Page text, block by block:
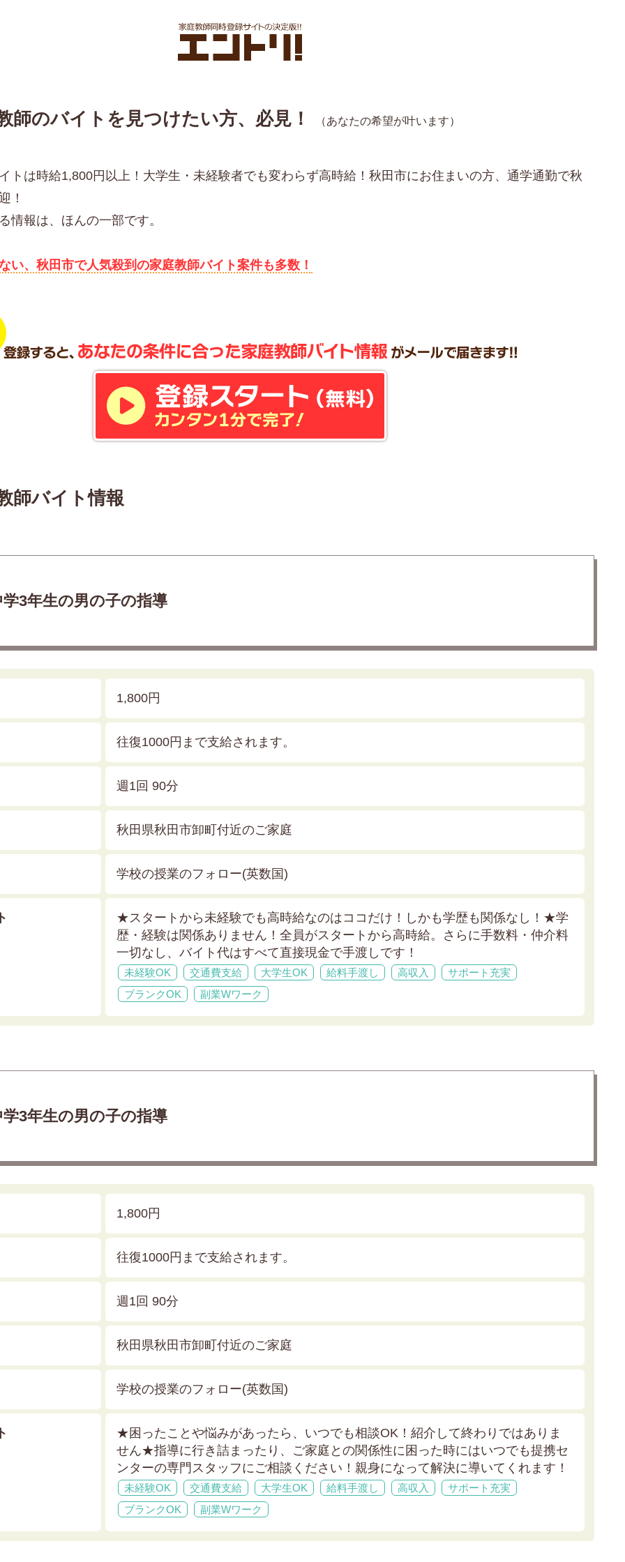
師のバイトを見つけたい方、必見！ （あなたの希望が叶います）
トは時給1,800円以上！大学生・未経験者でも変わらず高時給！秋田市にお住まいの方、通学通勤で秋
！
情報は、ほんの一部です。
い、秋田市で人気殺到の家庭教師バイト案件も多数！
師バイト情報
学3年生の男の子の指導
1,800円
往復1000円まで支給されます。
週1回 90分
秋田県秋田市卸町付近のご家庭
学校の授業のフォロー(英数国)
★スタートから未経験でも高時給なのはココだけ！しかも学歴も関係なし！★学
歴・経験は関係ありません！全員がスタートから高時給。さらに手数料・仲介料
一切なし、バイト代はすべて直接現金で手渡しです！
未経験OK 交通費支給 大学生OK 給料手渡し 高収入
サポート充実
ブランクOK
副業Wワーク
学3年生の男の子の指導
1,800円
往復1000円まで支給されます。
週1回 90分
秋田県秋田市卸町付近のご家庭
学校の授業のフォロー(英数国)
★困ったことや悩みがあったら、いつでも相談OK！紹介して終わりではありま
せん★指導に行き詰まったり、ご家庭との関係性に困った時にはいつでも提携セ
ンターの専門スタッフにご相談ください！親身になって解決に導いてくれます！
未経験OK 交通費支給 大学生OK 給料手渡し 高収入
サポート充実
ブランクOK
副業Wワーク